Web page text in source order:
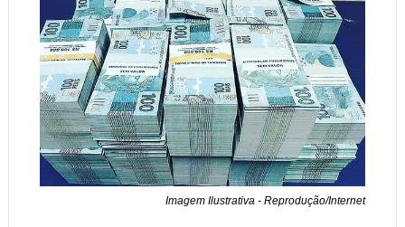
Imagem Ilustrativa - Reprodução/Internet